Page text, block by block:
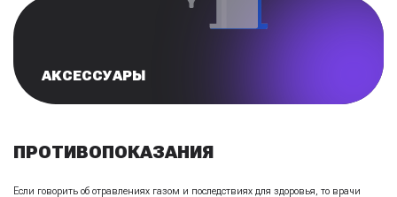
АКСЕССУАРЫ
ПРОТИВОПОКАЗАНИЯ
Если говорить об отравлениях газом и последствиях для здоровья, то врачи